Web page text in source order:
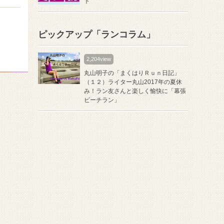
ピックアップ「ランコラム」
2,204view
丸山明子の「まくはりＲｕｎ日記」
（１２）ライター丸山2017年の夏休
み！ラン友さんと楽しく愉快に「幕張
ビーチラン」